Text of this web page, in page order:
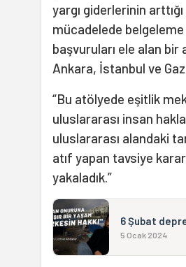
yargı giderlerinin
mücadelede
başvuruları ele alan
Ankara, İstanbul ve
“Bu atölyede eşitlik
uluslararası insan
uluslararası alandaki
atıf yapan tavsiye
yakaladık.”
6 Şubat
5 Ocak 2024